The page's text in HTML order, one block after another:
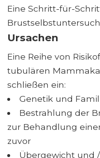
Eine Schritt-für-
Ursachen
Eine Reihe von
tubulären
schließen ein:
Genetik und
Bestrahlung der
zur Behandlung
zuvor
Übergewicht und